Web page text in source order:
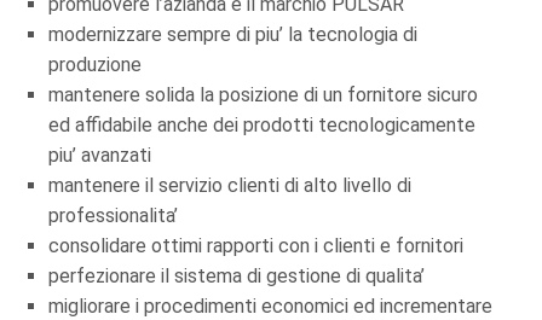
promuovere l’azianda e il marchio PULSAR
modernizzare sempre di piu’ la tecnologia di
produzione
mantenere solida la posizione di un fornitore sicuro
ed affidabile anche dei prodotti tecnologicamente
piu’ avanzati
mantenere il servizio clienti di alto livello di
professionalita’
consolidare ottimi rapporti con i clienti e fornitori
perfezionare il sistema di gestione di qualita’
migliorare i procedimenti economici ed incrementare